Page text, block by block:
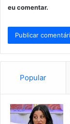
eu comentar.
Popular